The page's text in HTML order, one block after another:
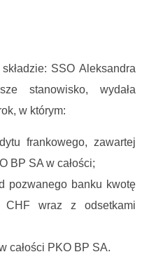
SSO Aleksandra
stanowisko, wydała
w którym:
frankowego, zawartej
BP SA w całości;
pozwanego banku kwotę
CHF wraz z odsetkami
całości PKO BP SA.